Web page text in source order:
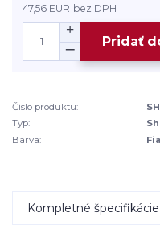
47,56 EUR bez DPH
Pridať
Číslo produktu:
Typ:
Barva:
Kompletné špecifikácie